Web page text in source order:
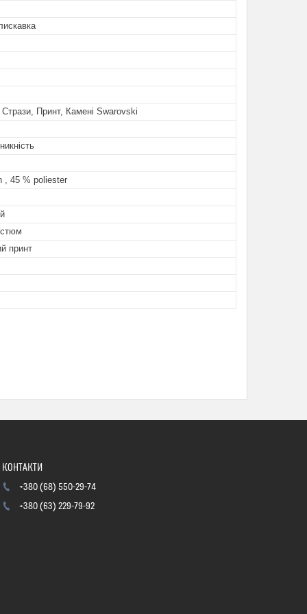
Принт, Камені Swarovski
, 45 % poliester
принт
+380 (68) 550-29-74
+380 (63) 229-79-92